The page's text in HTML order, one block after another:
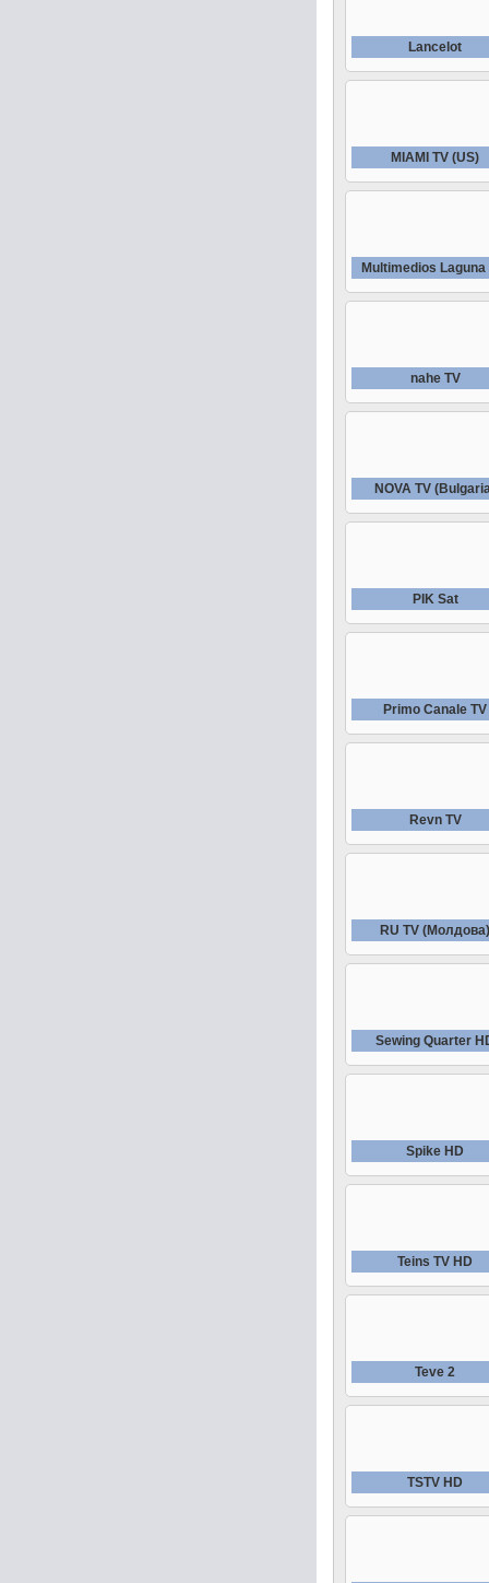
Lancelot
MIAMI TV (US)
Multimedios Laguna
nahe TV
NOVA TV
PIK Sat
Primo Canale TV
Revn TV
RU TV
Sewing Quarter
Spike HD
Teins TV HD
Teve 2
TSTV HD